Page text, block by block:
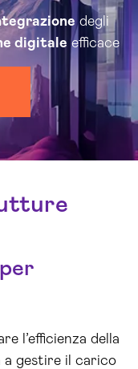
degli
digitale efficace
l’efficienza della
a gestire il carico